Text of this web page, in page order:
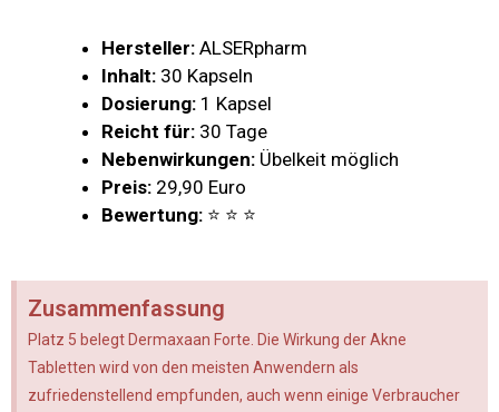
Hersteller: ALSERpharm
Inhalt: 30 Kapseln
Dosierung: 1 Kapsel
Reicht für: 30 Tage
Nebenwirkungen: Übelkeit möglich
Preis: 29,90 Euro
Bewertung: ⭐ ⭐ ⭐
Zusammenfassung
Platz 5 belegt Dermaxaan Forte. Die Wirkung der Akne
Tabletten wird von den meisten Anwendern als
zufriedenstellend empfunden, auch wenn einige Verbraucher